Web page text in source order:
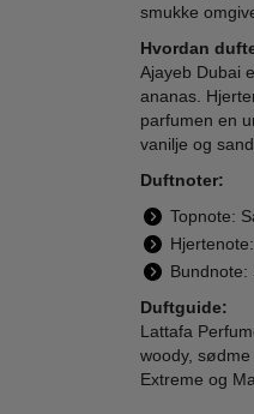
smukke
Hvordan
Ajayeb Dubai
ananas.
parfumen en
vanilje og
Duftnoter:
Topnote:
Bundnote:
Duftguide:
Lattafa
woody,
Extreme og
Yara
Parfum
LÆG I